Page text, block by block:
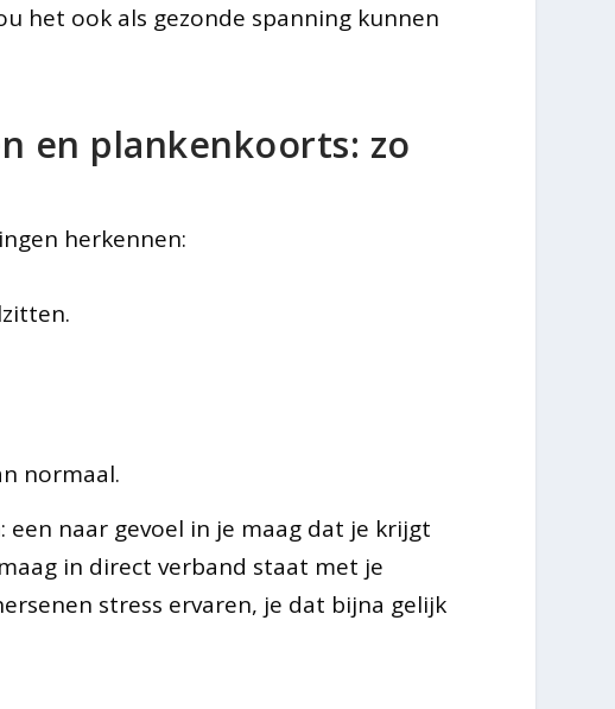
het ook als gezonde spanning kunnen
en plankenkoorts: zo
herkennen:
normaal.
een naar gevoel in je maag dat je krijgt
in direct verband staat met je
stress ervaren, je dat bijna gelijk